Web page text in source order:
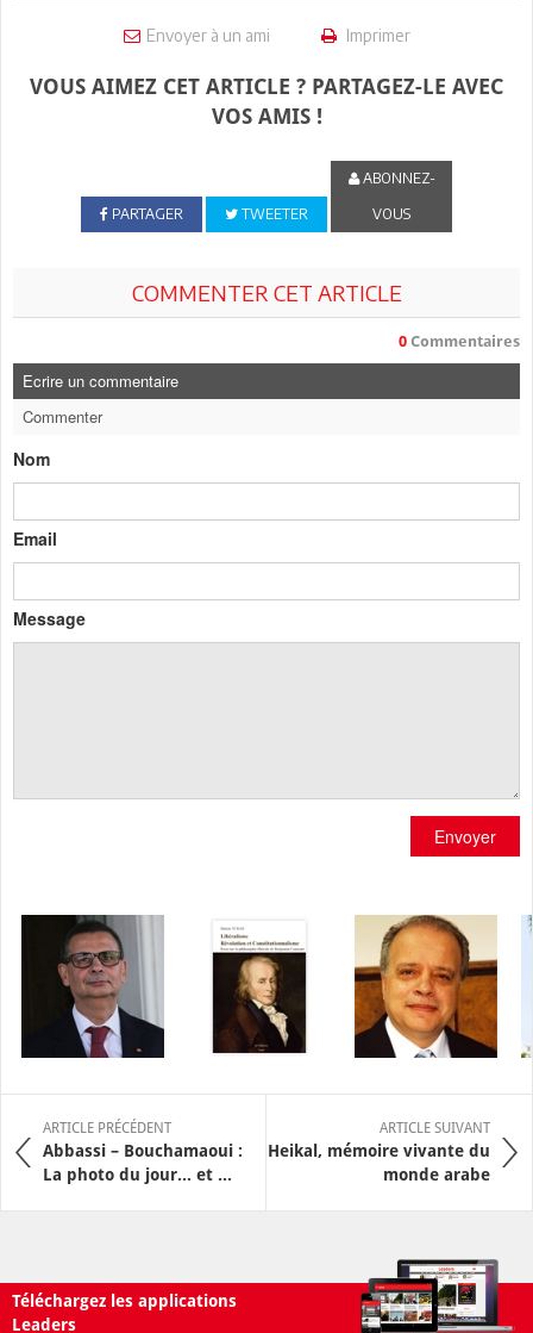
Envoyer à un ami Imprimer
VOUS AIMEZ CET ARTICLE ? PARTAGEZ-LE AVEC
VOS AMIS !
PARTAGER TWEETER
ABONNEZ-
VOUS
COMMENTER CET ARTICLE
0 Commentaires
Ecrire un commentaire
Commenter
Nom
Email
Message
Envoyer
ARTICLE PRÉCÉDENT
Abbassi – Bouchamaoui :
La photo du jour... et ...
ARTICLE SUIVANT
Heikal, mémoire vivante du
monde arabe
Téléchargez les applications
Leaders